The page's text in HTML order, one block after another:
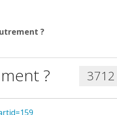
?
? 3712